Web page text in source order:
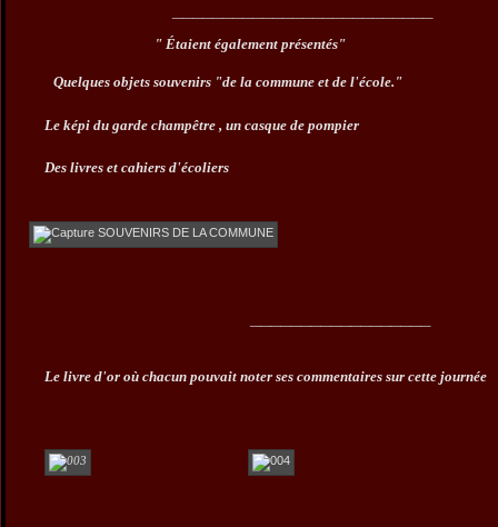
" Étaient également présentés"
Quelques objets souvenirs "de la commune et de l'école."
Le képi du garde champêtre , un casque de pompier
Des livres et cahiers d'écoliers
Le livre d'or où chacun pouvait noter ses commentaires sur cette journée